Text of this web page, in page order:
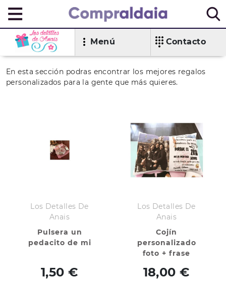
Menú Contacto
En esta sección podras encontrar los mejores regalos
personalizados para la gente que más quieres.
Los Detalles De
Anais
Pulsera un
pedacito de mi
1,50 €
Los Detalles De
Anais
Cojín
personalizado
foto + frase
18,00 €